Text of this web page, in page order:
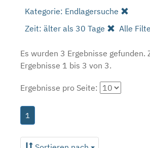
Kategorie: Endlagersuche
Zeit: älter als 30 Tage
Alle
Es wurden 3 Ergebnisse gefunden.
Ergebnisse 1 bis 3 von 3.
Ergebnisse pro Seite:
1